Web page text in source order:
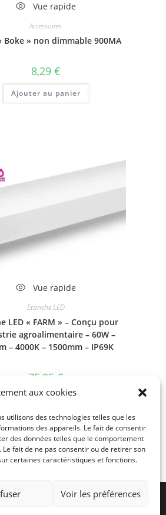
aux cookies
utilisons des technologies telles que les
des appareils. Le fait de consentir
des données telles que le comportement
fait de ne pas consentir ou de retirer son
certaines caractéristiques et fonctions.
Voir les préférences
Vue rapide
Accessoires
Boke » non dimmable 900MA
8,29 €
Ajouter au panier
Vue rapide
Etanche LED
LED « FARM » – Conçu pour
agroalimentaire – 60W –
– 4000K – 1500mm – IP69K
75,95 €
1 2 3